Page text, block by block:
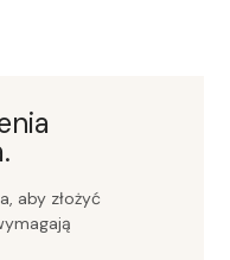
aby złożyć